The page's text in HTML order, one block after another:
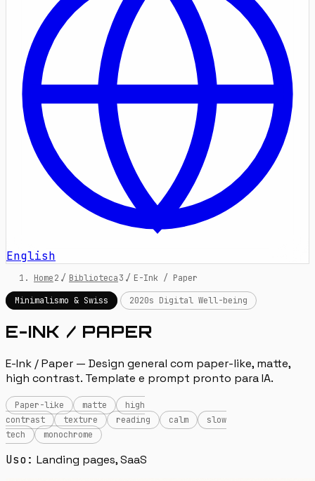
English
Home / Biblioteca / E-Ink / Paper
Minimalismo & Swiss
2020s Digital Well-being
E-INK / PAPER
E-Ink / Paper — Design general com paper-like, matte,
high contrast. Template e prompt pronto para IA.
Paper-like matte
high
contrast
texture reading calm
slow
tech
monochrome
Uso: Landing pages, SaaS